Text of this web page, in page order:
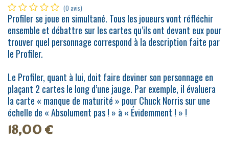
(0 avis)
Profiler se joue en simultané. Tous les joueurs vont réfléchir
ensemble et débattre sur les cartes qu’ils ont devant eux pour
trouver quel personnage correspond à la description faite par
le Profiler.
Le Profiler, quant à lui, doit faire deviner son personnage en
plaçant 2 cartes le long d’une jauge. Par exemple, il évaluera
la carte « manque de maturité » pour Chuck Norris sur une
échelle de « Absolument pas ! » à « Évidemment ! » !
18,00€